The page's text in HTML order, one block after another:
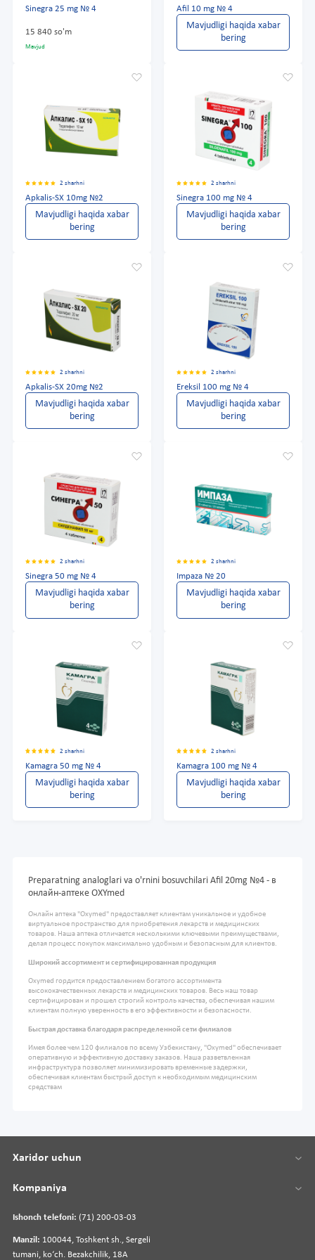
Sinegra 25 mg № 4
15 840 so'm
Mavjud
Afil 10 mg № 4
Mavjudligi haqida xabar
bering
2 sharhni
Apkalis-SX 10mg №2
Mavjudligi haqida xabar
bering
2 sharhni
Sinegra 100 mg № 4
Mavjudligi haqida xabar
bering
2 sharhni
Apkalis-SX 20mg №2
Mavjudligi haqida xabar
bering
2 sharhni
Ereksil 100 mg № 4
Mavjudligi haqida xabar
bering
2 sharhni
Sinegra 50 mg № 4
Mavjudligi haqida xabar
bering
2 sharhni
Impaza № 20
Mavjudligi haqida xabar
bering
2 sharhni
Kamagra 50 mg № 4
Mavjudligi haqida xabar
bering
2 sharhni
Kamagra 100 mg № 4
Mavjudligi haqida xabar
bering
Preparatning analoglari va o'rnini bosuvchilari Afil 20mg №4 - в
онлайн-аптеке OXYmed
Онлайн аптека "Oxymed" предоставляет клиентам уникальное и удобное
виртуальное пространство для приобретения лекарств и медицинских
товаров. Наша аптека отличается несколькими ключевыми преимуществами,
делая процесс покупок максимально удобным и безопасным для клиентов.
Широкий ассортимент и сертифицированная продукция
Oxymed гордится предоставлением богатого ассортимента
высококачественных лекарств и медицинских товаров. Весь наш товар
сертифицирован и прошел строгий контроль качества, обеспечивая нашим
клиентам полную уверенность в его эффективности и безопасности.
Быстрая доставка благодаря распределенной сети филиалов
Имея более чем 120 филиалов по всему Узбекистану, "Oxymed" обеспечивает
оперативную и эффективную доставку заказов. Наша разветвленная
инфраструктура позволяет минимизировать временные задержки,
обеспечивая клиентам быстрый доступ к необходимым медицинским
средствам
Ishonch telefoni: (71) 200-03-03
Manzil: 100044, Toshkent sh., Sergeli
tumani, koʻch. Bezakchilik, 18A
Xaridor uchun
Kompaniya